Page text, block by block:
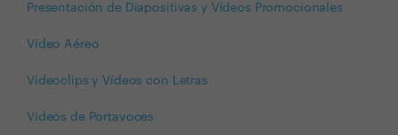
Presentación de Diapositivas y Vídeos Promocionales
Vídeo Aéreo
Videoclips y Vídeos con Letras
Vídeos de Portavoces